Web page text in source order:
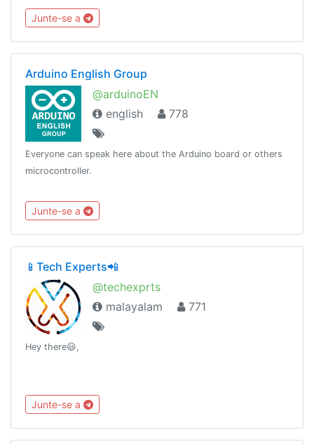
Junte-se a
Arduino English Group
@arduinoEN
english
778
Everyone can speak here about the Arduino board or others
microcontroller.
Junte-se a
📱Tech Experts📲
@techexprts
malayalam
771
Hey there😃,
Junte-se a